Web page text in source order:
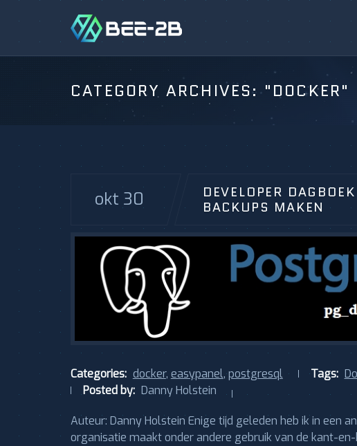
CATEGORY ARCHIVES:"DOCKER"
okt 30
DEVELOPER
BACKUPS MAKEN
Categories: docker, easypanel,postgresql Tags:
Posted by: Danny Holstein
Auteur: Danny Holstein Enige tijd geleden heb ik in een
organisatie maakt onder andere gebruik van de kant-